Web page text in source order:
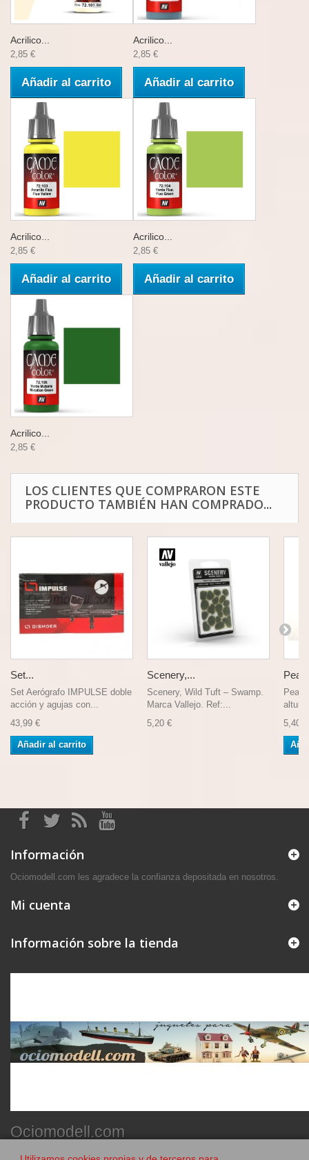
Acrilico...
2,85 €
Añadir al carrito
Acrilico...
2,85 €
Añadir al carrito
Acrilico...
2,85 €
Añadir al carrito
Acrilico...
2,85 €
Añadir al carrito
Acrilico...
2,85 €
LOS CLIENTES QUE COMPRARON ESTE
PRODUCTO TAMBIÉN HAN COMPRADO...
Set...
Set Aerógrafo IMPULSE doble
acción y agujas con...
43,99 €
Añadir al carrito
Scenery,...
Scenery, Wild Tuft – Swamp.
Marca Vallejo. Ref:...
5,20 €
5,40 €
Información
Ociomodell.com les agradece la confianza depositada en nosotros.
Mi cuenta
Información sobre la tienda
Ociomodell.com